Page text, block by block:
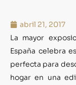
abril 21, 2017
La mayor
España celebra
perfecta para
hogar en una